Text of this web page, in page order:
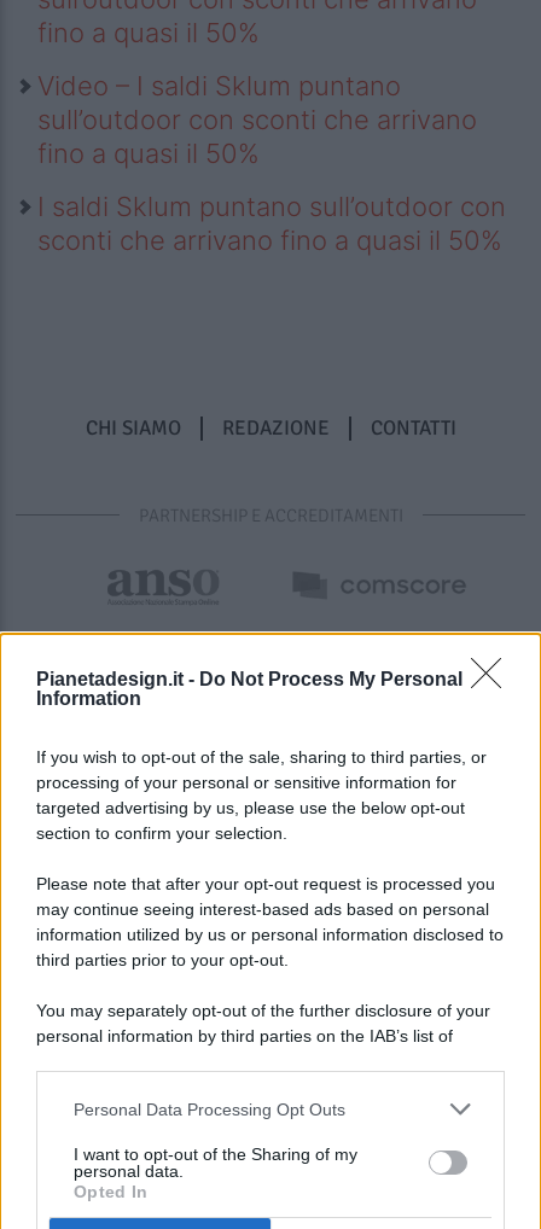
Pianetadesign.it - Do Not Process My Personal
Information
If you wish to opt-out of the sale, sharing to third parties, or
processing of your personal or sensitive information for
targeted advertising by us, please use the below opt-out
section to confirm your selection.
Please note that after your opt-out request is processed you
may continue seeing interest-based ads based on personal
information utilized by us or personal information disclosed to
third parties prior to your opt-out.
You may separately opt-out of the further disclosure of your
personal information by third parties on the IAB’s list of
This information may also be disclosed by us to third parties
disclose it to other third parties.
Personal Data Processing Opt Outs
I want to opt-out of the Sharing of my
personal data.
Opted In
fino a quasi il 50%
Video – I saldi Sklum puntano
sull’outdoor con sconti che arrivano
fino a quasi il 50%
I saldi Sklum puntano sull’outdoor con
sconti che arrivano fino a quasi il 50%
CHI SIAMO REDAZIONE CONTATTI
PARTNERSHIP E ACCREDITAMENTI
© 2026 - Pianeta Design - P.IVA 04827280654 - Testata
Registrata Al Tribunale Di Nocera Inferiore N. 8/2020 - RG N.
ISCRIZIONE AL ROC N. 35792 – ISCRITTA ALL’ANSO
(ASSOCIAZIONE NAZIONALE STAMPA ONLINE)
PREFERENZE PRIVACY